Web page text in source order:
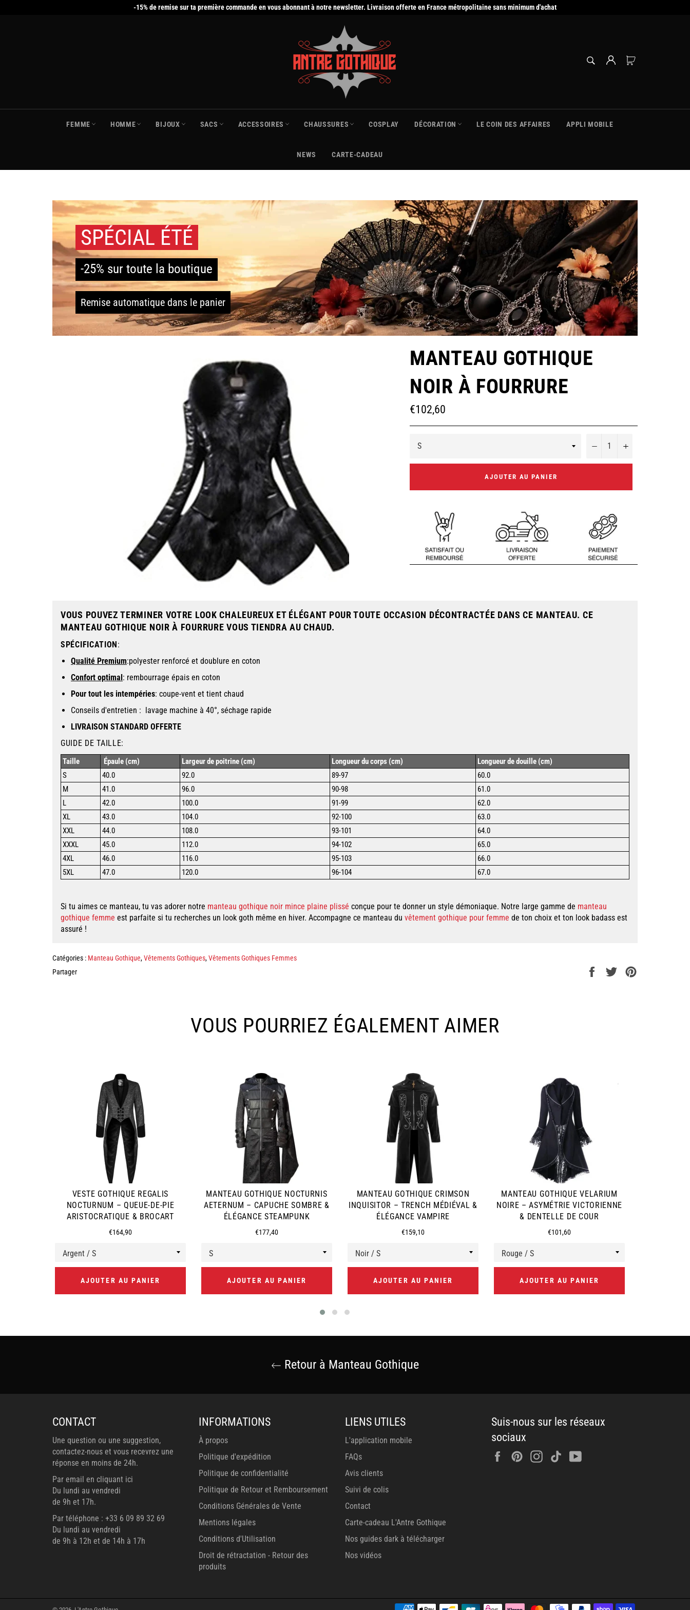
-15% de remise sur ta première commande en vous abonnant à notre newsletter. Livraison offerte en France métropolitaine sans minimum d'achat
RECHERCHE
FEMME HOMME BIJOUX SACS ACCESSOIRES CHAUSSURES COSPLAY DÉCORATION LE COIN DES AFFAIRES APPLI MOBILE
NEWS CARTE-CADEAU
SPÉCIAL ÉTÉ
-25% sur toute la boutique
Remise automatique dans le panier
MANTEAU GOTHIQUE
NOIR À FOURRURE
Prix
régulier
€102,60
− +
AJOUTER AU PANIER
VOUS POUVEZ TERMINER VOTRE LOOK CHALEUREUX ET ÉLÉGANT POUR TOUTE OCCASION DÉCONTRACTÉE DANS CE MANTEAU. CE
MANTEAU GOTHIQUE NOIR À FOURRURE VOUS TIENDRA AU CHAUD.
SPÉCIFICATION :
Qualité Premium:polyester renforcé et doublure en coton
Confort optimal : rembourrage épais en coton
Pour tout les intempéries: coupe-vent et tient chaud
Conseils d'entretien : lavage machine à 40°, séchage rapide
LIVRAISON STANDARD OFFERTE
GUIDE DE TAILLE:
Taille Épaule (cm) Largeur de poitrine (cm) Longueur du corps (cm)
Longueur de douille (cm)
S
40.0 92.0 89-97
60.0
M
41.0 96.0 90-98
61.0
L
42.0 100.0 91-99
62.0
XL
43.0 104.0 92-100
63.0
XXL
44.0 108.0 93-101
64.0
XXXL
45.0 112.0 94-102
65.0
4XL
46.0 116.0 95-103
66.0
5XL
47.0 120.0 96-104 67.0
Si tu aimes ce manteau, tu vas adorer notre manteau gothique noir mince plaine plissé conçue pour te donner un style démoniaque. Notre large gamme de manteau
gothique femme est parfaite si tu recherches un look goth même en hiver. Accompagne ce manteau du vêtement gothique pour femme de ton choix et ton look badass est
assuré !
Catégories : Manteau Gothique,Vêtements Gothiques,Vêtements Gothiques Femmes
Partager
PartagerTweeter
VOUS POURRIEZ ÉGALEMENT AIMER
VESTE GOTHIQUE REGALIS
NOCTURNUM – QUEUE-DE-PIE
ARISTOCRATIQUE & BROCART
Prix
€164,90
AJOUTER AU PANIER
MANTEAU GOTHIQUE NOCTURNIS
AETERNUM – CAPUCHE SOMBRE &
ÉLÉGANCE STEAMPUNK
Prix
€177,40
AJOUTER AU PANIER
MANTEAU GOTHIQUE CRIMSON
INQUISITOR – TRENCH MÉDIÉVAL &
ÉLÉGANCE VAMPIRE
Prix
€159,10
AJOUTER AU PANIER
MANTEAU GOTHIQUE VELARIUM
NOIRE – ASYMÉTRIE VICTORIENNE
& DENTELLE DE COUR
Prix
€101,60
AJOUTER AU PANIER
Retour à Manteau Gothique
CONTACT
Une question ou une suggestion,
contactez-nous et vous recevrez une
réponse en moins de 24h.
Par email en cliquant ici
Du lundi au vendredi
de 9h et 17h.
Par téléphone : +33 6 09 89 32 69
Du lundi au vendredi
de 9h à 12h et de 14h à 17h
INFORMATIONS
À propos
Politique d'expédition
Politique de confidentialité
Politique de Retour et Remboursement
Conditions Générales de Vente
Mentions légales
Conditions d'Utilisation
Droit de rétractation - Retour des
produits
LIENS UTILES
L'application mobile
FAQs
Avis clients
Suivi de colis
Contact
Carte-cadeau L'Antre Gothique
Nos guides dark à télécharger
Nos vidéos
Suis-nous sur les réseaux
sociaux
FacebookPinterestInstagram
Tiktok